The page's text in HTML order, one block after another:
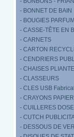
- BONNET DE BAIN
- BOUGIES
- CASSE-TÊTE EN
- CARNETS
- CARTON
- CENDRIERS
- CHAISES
- CLASSEURS
- CLES USB
- CRAYONS PAPIER
- CUILLERES
- CUTCH
- DESSOUS DE